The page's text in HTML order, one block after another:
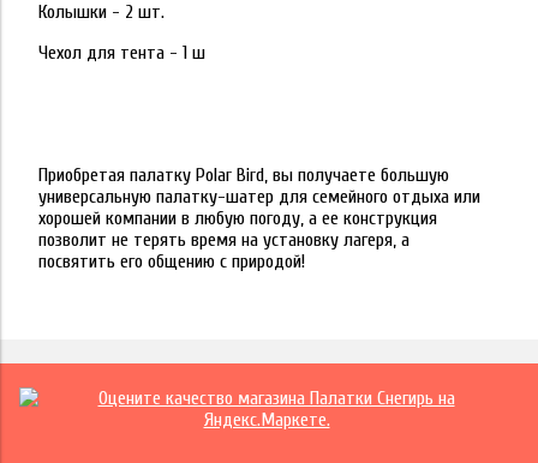
Колышки - 2 шт.
Чехол для тента - 1 ш
Приобретая палатку Polar Bird, вы получаете большую
универсальную палатку-шатер для семейного отдыха или
хорошей компании в любую погоду, а ее конструкция
позволит не терять время на установку лагеря, а
посвятить его общению с природой!